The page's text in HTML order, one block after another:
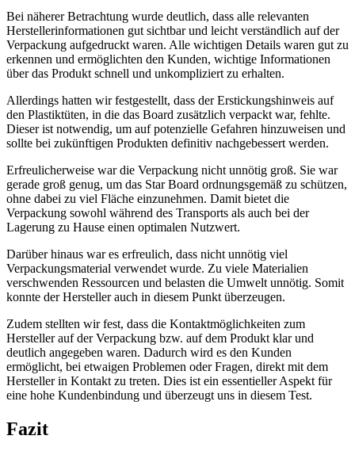
Bei näherer Betrachtung wurde deutlich, dass alle relevanten
Herstellerinformationen gut sichtbar und leicht verständlich auf der
Verpackung aufgedruckt waren. Alle wichtigen Details waren gut zu
erkennen und ermöglichten den Kunden, wichtige Informationen
über das Produkt schnell und unkompliziert zu erhalten.
Allerdings hatten wir festgestellt, dass der Erstickungshinweis auf
den Plastiktüten, in die das Board zusätzlich verpackt war, fehlte.
Dieser ist notwendig, um auf potenzielle Gefahren hinzuweisen und
sollte bei zukünftigen Produkten definitiv nachgebessert werden.
Erfreulicherweise war die Verpackung nicht unnötig groß. Sie war
gerade groß genug, um das Star Board ordnungsgemäß zu schützen,
ohne dabei zu viel Fläche einzunehmen. Damit bietet die
Verpackung sowohl während des Transports als auch bei der
Lagerung zu Hause einen optimalen Nutzwert.
Darüber hinaus war es erfreulich, dass nicht unnötig viel
Verpackungsmaterial verwendet wurde. Zu viele Materialien
verschwenden Ressourcen und belasten die Umwelt unnötig. Somit
konnte der Hersteller auch in diesem Punkt überzeugen.
Zudem stellten wir fest, dass die Kontaktmöglichkeiten zum
Hersteller auf der Verpackung bzw. auf dem Produkt klar und
deutlich angegeben waren. Dadurch wird es den Kunden
ermöglicht, bei etwaigen Problemen oder Fragen, direkt mit dem
Hersteller in Kontakt zu treten. Dies ist ein essentieller Aspekt für
eine hohe Kundenbindung und überzeugt uns in diesem Test.
Fazit